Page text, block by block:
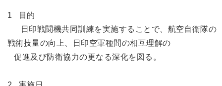
1 目的
日印戦闘機共同訓練を実施することで、航空自衛隊の
戦術技量の向上、日印空軍種間の相互理解の
促進及び防衛協力の更なる深化を図る。